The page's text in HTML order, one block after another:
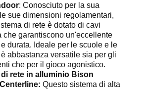
: Conosciuto per la sua
sue dimensioni regolamentari,
di rete è dotato di cavi
che garantiscono un'eccellente
durata. Ideale per le scuole e le
abbastanza versatile sia per gli
che per il gioco agonistico.
rete in alluminio Bison
Questo sistema di alta